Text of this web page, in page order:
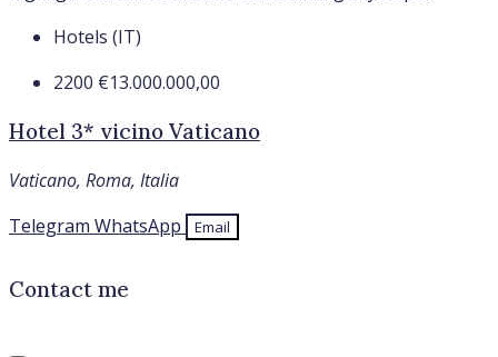
Hotels (IT)
2200 €13.000.000,00
Hotel 3* vicino Vaticano
Vaticano, Roma, Italia
Telegram WhatsApp Email
Contact me